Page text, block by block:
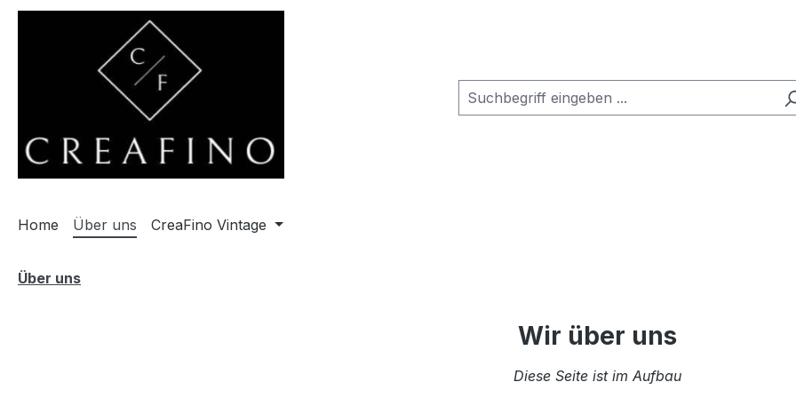
Hauptinhalt springen
Zur Hauptnavigation springen
Home Über uns CreaFino Vintage
Über uns
Wir über uns
Diese Seite ist im Aufbau